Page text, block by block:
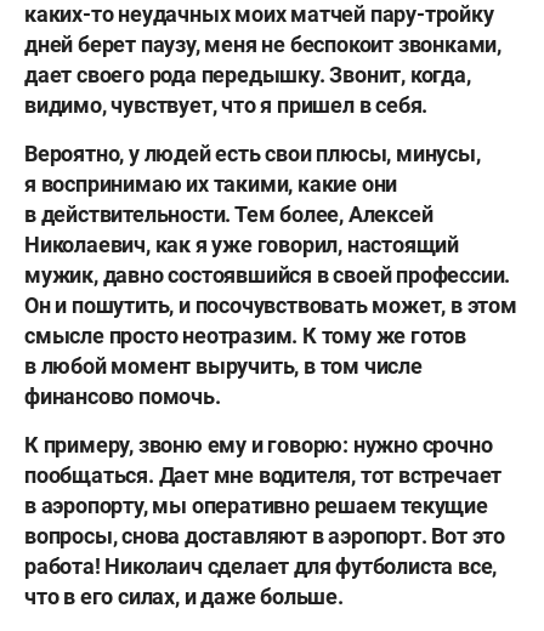
каких-то неудачных моих матчей пару-тройку
дней берет паузу, меня не беспокоит звонками,
дает своего рода передышку. Звонит, когда,
видимо, чувствует, что я пришел в себя.
Вероятно, у людей есть свои плюсы, минусы,
я воспринимаю их такими, какие они
в действительности. Тем более, Алексей
Николаевич, как я уже говорил, настоящий
мужик, давно состоявшийся в своей профессии.
Он и пошутить, и посочувствовать может, в этом
смысле просто неотразим. К тому же готов
в любой момент выручить, в том числе
финансово помочь.
К примеру, звоню ему и говорю: нужно срочно
пообщаться. Дает мне водителя, тот встречает
в аэропорту, мы оперативно решаем текущие
вопросы, снова доставляют в аэропорт. Вот это
работа! Николаич сделает для футболиста все,
что в его силах, и даже больше.